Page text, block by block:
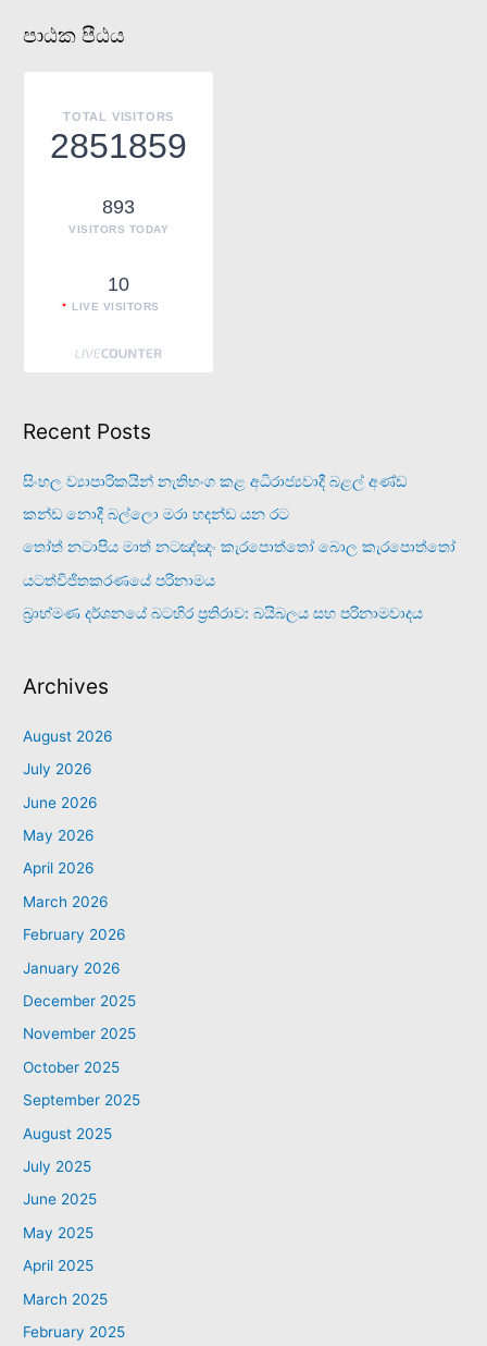
r
c
පාඨක පීඨය
TOTAL VISITORS
2851859
893
VISITORS TODAY
10
LIVE VISITORS
Recent Posts
සිංහල ව්‍යාපාරිකයින් නැතිභංග කළ අධිරාජ්‍යවාදී බළල් අණ්ඩ
කන්ඩ නොදී බල්ලො මරා හදන්ඩ යන රට
තෝත් නටාපිය මාත් නටඤ්ඤං කැරපොත්තෝ බොල කැරපොත්තෝ
යටත්විජිතකරණයේ පරිනාමය
බ්‍රාහ්මණ දර්ශනයේ බටහිර ප්‍රතිරාව: බයිබලය සහ පරිනාමවාදය
Archives
August 2026
July 2026
June 2026
May 2026
April 2026
March 2026
February 2026
January 2026
December 2025
November 2025
October 2025
September 2025
August 2025
July 2025
June 2025
May 2025
April 2025
March 2025
February 2025